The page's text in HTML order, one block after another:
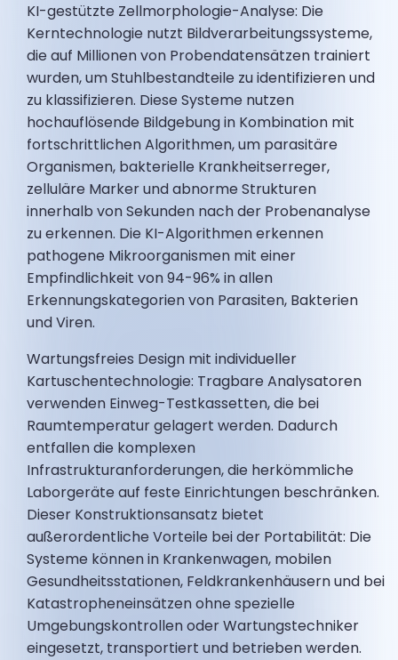
KI-gestützte Zellmorphologie-Analyse: Die
Kerntechnologie nutzt Bildverarbeitungssysteme,
die auf Millionen von Probendatensätzen trainiert
wurden, um Stuhlbestandteile zu identifizieren und
zu klassifizieren. Diese Systeme nutzen
hochauflösende Bildgebung in Kombination mit
fortschrittlichen Algorithmen, um parasitäre
Organismen, bakterielle Krankheitserreger,
zelluläre Marker und abnorme Strukturen
innerhalb von Sekunden nach der Probenanalyse
zu erkennen. Die KI-Algorithmen erkennen
pathogene Mikroorganismen mit einer
Empfindlichkeit von 94-96% in allen
Erkennungskategorien von Parasiten, Bakterien
und Viren.
Wartungsfreies Design mit individueller
Kartuschentechnologie: Tragbare Analysatoren
verwenden Einweg-Testkassetten, die bei
Raumtemperatur gelagert werden. Dadurch
entfallen die komplexen
Infrastrukturanforderungen, die herkömmliche
Laborgeräte auf feste Einrichtungen beschränken.
Dieser Konstruktionsansatz bietet
außerordentliche Vorteile bei der Portabilität: Die
Systeme können in Krankenwagen, mobilen
Gesundheitsstationen, Feldkrankenhäusern und bei
Katastropheneinsätzen ohne spezielle
Umgebungskontrollen oder Wartungstechniker
eingesetzt, transportiert und betrieben werden.